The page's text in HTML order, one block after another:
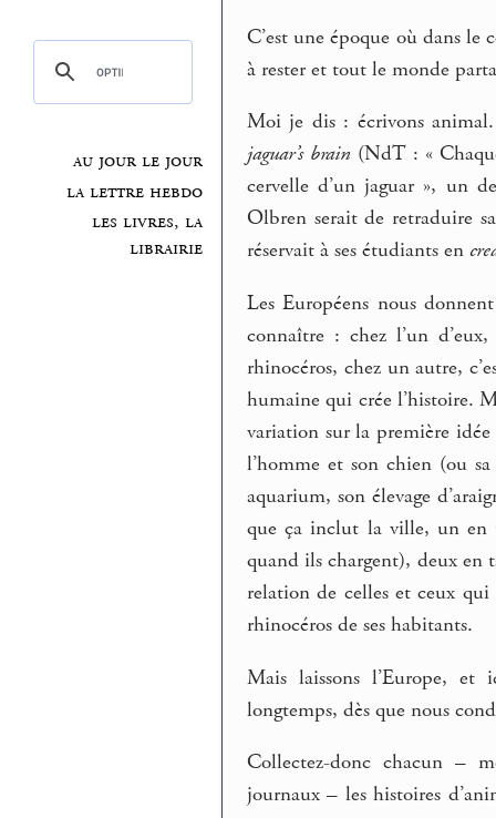
au jour le jour
la lettre hebdo
les livres, la
librairie
C’est une époque où dans
à rester et tout le monde
Moi je dis : écrivons
jaguar’s brain (NdT : «
cervelle d’un jaguar », un
Olbren serait de retraduire
réservait à ses étudiants en
Les Européens nous
connaître : chez l’un
rhinocéros, chez un autre,
humaine qui crée l’histoire.
variation sur la première
l’homme et son chien (ou
aquarium, son élevage
que ça inclut la ville, un en
quand ils chargent), deux en
relation de celles et ceux
rhinocéros de ses habitants.
Mais laissons l’Europe,
longtemps, dès que nous
Collectez-donc chacun –
journaux – les histoires